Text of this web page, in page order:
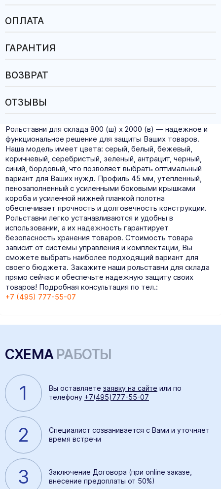
ОПЛАТА
ГАРАНТИЯ
ВОЗВРАТ
ОТЗЫВЫ
Рольставни для склада 800 (ш) х 2000 (в) — надежное и
функциональное решение для защиты Ваших товаров.
Наша модель имеет цвета: серый, белый, бежевый,
коричневый, серебристый, зеленый, антрацит, черный,
синий, бордовый, что позволяет выбрать оптимальный
вариант для Ваших нужд. Профиль 45 мм, утепленный,
пенозаполненный с усиленными боковыми крышками
короба и усиленной нижней планкой полотна
обеспечивает прочность и долговечность конструкции.
Рольставни легко устанавливаются и удобны в
использовании, а их надежность гарантирует
безопасность хранения товаров. Стоимость товара
зависит от системы управления и комплектации, Вы
сможете выбрать наиболее подходящий вариант для
своего бюджета. Закажите наши рольставни для склада
прямо сейчас и обеспечьте надежную защиту своих
товаров! Подробная консультация по тел.:
+7 (495) 777-55-07
СХЕМА РАБОТЫ
1 Вы оставляете заявку на сайте или по
телефону +7(495)777-55-07
2
Специалист созванивается с Вами и уточняет
время встречи
3
Заключение Договора (при online заказе,
внесение предоплаты от 50%)